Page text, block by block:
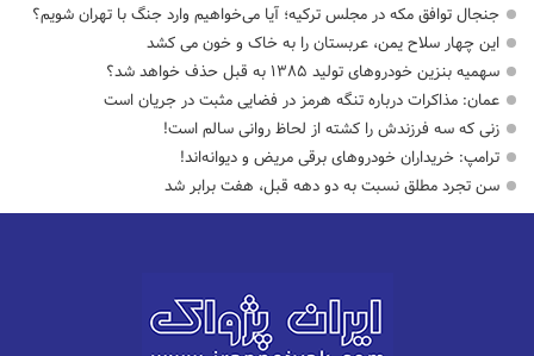
جنجال توافق مکه در مجلس ترکیه؛ آیا می‌خواهیم وارد جنگ با تهران شویم؟
این چهار سلاح یمن، عربستان را به خاک و خون می کشد
سهمیه بنزین خودروهای تولید ۱۳۸۵ به قبل حذف خواهد شد؟
عمان: مذاکرات درباره تنگه هرمز در فضایی مثبت در جریان است
زنی که سه فرزندش را کشته از لحاظ روانی سالم است!
ترامپ: خریداران خودروهای برقی مریض و دیوانه‌اند!
سن تجرد مطلق نسبت به دو دهه قبل، هفت برابر شد